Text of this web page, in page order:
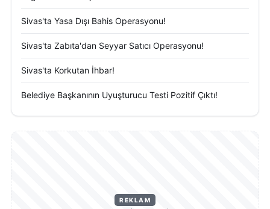
Sivas'ta Yasa Dışı Bahis Operasyonu!
Sivas'ta Zabıta'dan Seyyar Satıcı Operasyonu!
Sivas'ta Korkutan İhbar!
Belediye Başkanının Uyuşturucu Testi Pozitif Çıktı!
REKLAM